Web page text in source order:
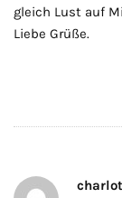
gleich Lust auf
Liebe Grüße.